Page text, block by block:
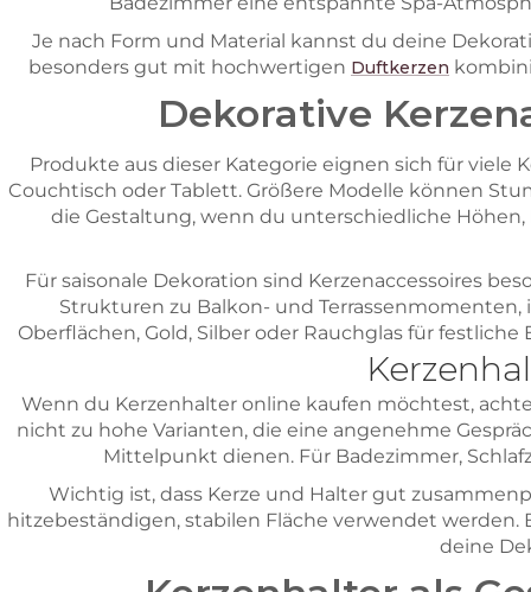
Je nach Form und Material kannst du deine
besonders gut mit hochwertigen Duftkerzen
Dekorative
Produkte aus dieser Kategorie eignen sich für viele
Couchtisch oder Tablett. Größere Modelle können
die Gestaltung, wenn du unterschiedliche
Für saisonale Dekoration sind Kerzenaccessoires
Strukturen zu Balkon- und
Oberflächen, Gold, Silber oder Rauchglas für
Wenn du Kerzenhalter online kaufen möchtest,
nicht zu hohe Varianten, die eine angenehme
Mittelpunkt dienen. Für Badezimmer,
Wichtig ist, dass Kerze und Halter gut
hitzebeständigen, stabilen Fläche verwendet
deine